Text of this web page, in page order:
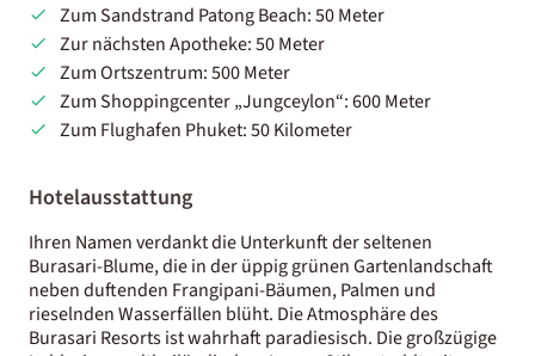
Zum Sandstrand Patong Beach: 50 Meter
Zur nächsten Apotheke: 50 Meter
Zum Ortszentrum: 500 Meter
Zum Shoppingcenter „Jungceylon“: 600 Meter
Zum Flughafen Phuket: 50 Kilometer
Hotelausstattung
Ihren Namen verdankt die Unterkunft der seltenen
Burasari-Blume, die in der üppig grünen Gartenlandschaft
neben duftenden Frangipani-Bäumen, Palmen und
rieselnden Wasserfällen blüht. Die Atmosphäre des
Burasari Resorts ist wahrhaft paradiesisch. Die großzügige